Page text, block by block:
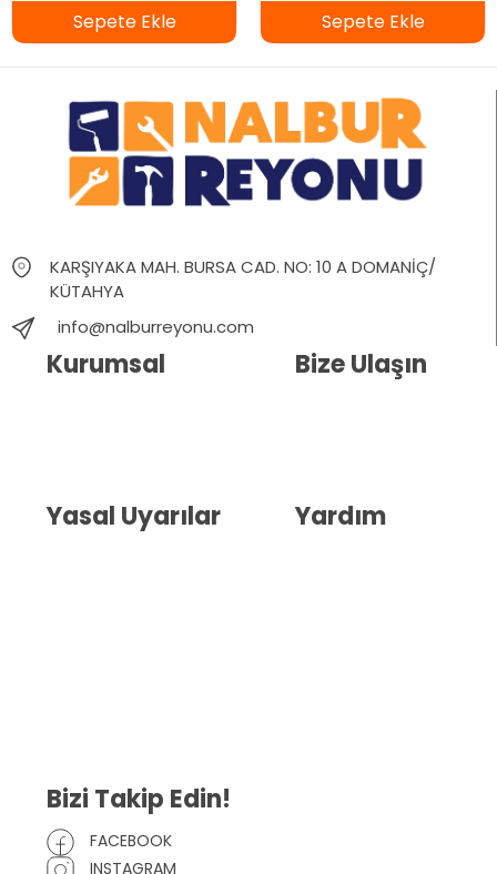
Sepete Ekle Sepete Ekle
KARŞIYAKA MAH. BURSA CAD. NO: 10 A DOMANİÇ/
KÜTAHYA
info@nalburreyonu.com
Kurumsal
Yasal Uyarılar
Bize Ulaşın
Yardım
Bizi Takip Edin!
FACEBOOK
INSTAGRAM